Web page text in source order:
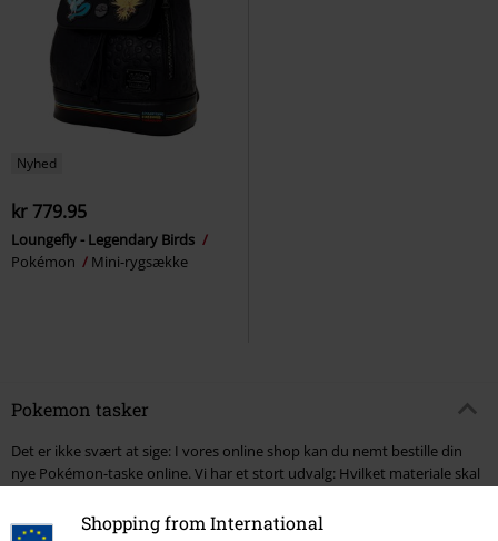
Shopping from International
Nyhed
kr 779.95
Loungefly - Legendary Birds
Pokémon
Mini-rygsække
Pokemon tasker
Det er ikke svært at sige: I vores online shop kan du nemt bestille din
nye Pokémon-taske online. Vi har et stort udvalg: Hvilket materiale skal
Hvilken Pokémon-taske passer bedst til din stil? Du kan finde mange